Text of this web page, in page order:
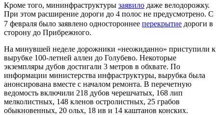
Кроме того, мининфраструктуры заявило даже велодорожку.
При этом расширение дороги до 4 полос не предусмотрено. С
7 февраля было заявлено одностороннее перекрытие дороги в
сторону до Прибрежного.
На минувшей неделе дорожники «неожиданно» приступили к
вырубке 100-летней аллеи до Голубево. Некоторые
экземпляры дубов достигали 3 метров в обхвате. По
информации министерства инфраструктуры, вырубка была
анонсирована вместе с началом ремонта. В перечетную
ведомость включили 218 дубов черешчатых, 168 лип
мелколистных, 148 кленов остролистных, 25 грабов
обыкновенных, 20 ольх, 18 ив и 14 каштанов конских.